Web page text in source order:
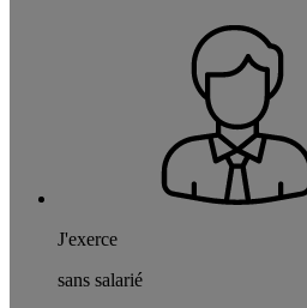
J'exerce
sans salarié